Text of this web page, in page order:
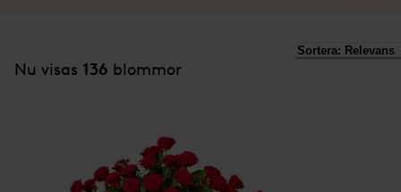
Nu visas 136 blommor
Sortera: Relevans